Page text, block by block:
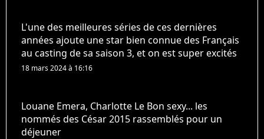
L'une des meilleures séries de ces dernières
années ajoute une star bien connue des Français
au casting de sa saison 3, et on est super excités
18 mars 2024 à 16:16
Louane Emera, Charlotte Le Bon sexy... les
nommés des César 2015 rassemblés pour un
déjeuner